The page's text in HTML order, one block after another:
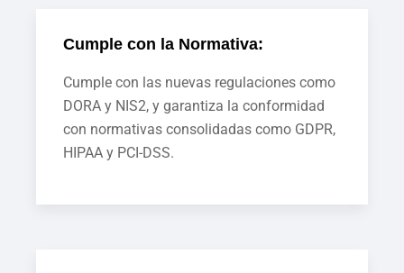
Cumple con la Normativa:
Cumple con las nuevas regulaciones como
DORA y NIS2, y garantiza la conformidad
con normativas consolidadas como GDPR,
HIPAA y PCI-DSS.